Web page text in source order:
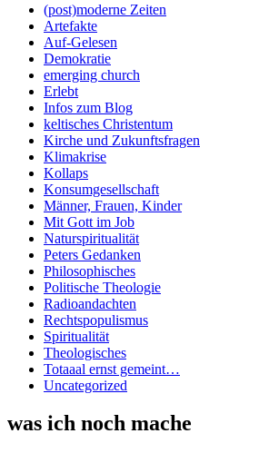
(post)moderne Zeiten
Artefakte
Auf-Gelesen
Demokratie
emerging church
Erlebt
Infos zum Blog
keltisches Christentum
Kirche und Zukunftsfragen
Klimakrise
Kollaps
Konsumgesellschaft
Männer, Frauen, Kinder
Mit Gott im Job
Naturspiritualität
Peters Gedanken
Philosophisches
Politische Theologie
Radioandachten
Rechtspopulismus
Spiritualität
Theologisches
Totaaal ernst gemeint…
Uncategorized
was ich noch mache